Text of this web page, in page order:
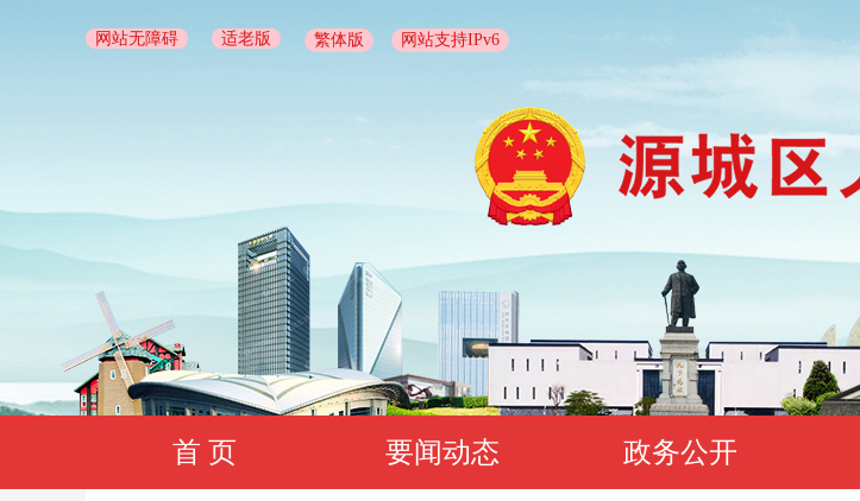
网站无障碍 适老版 繁体版 网站支持IPv6
首 页 要闻动态 政务公开